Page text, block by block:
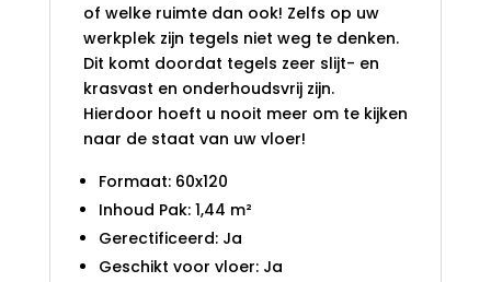
of welke ruimte dan ook! Zelfs op uw
werkplek zijn tegels niet weg te denken.
Dit komt doordat tegels zeer slijt- en
krasvast en onderhoudsvrij zijn.
Hierdoor hoeft u nooit meer om te kijken
naar de staat van uw vloer!
Formaat: 60x120
Inhoud Pak: 1,44 m²
Gerectificeerd: Ja
Geschikt voor vloer: Ja